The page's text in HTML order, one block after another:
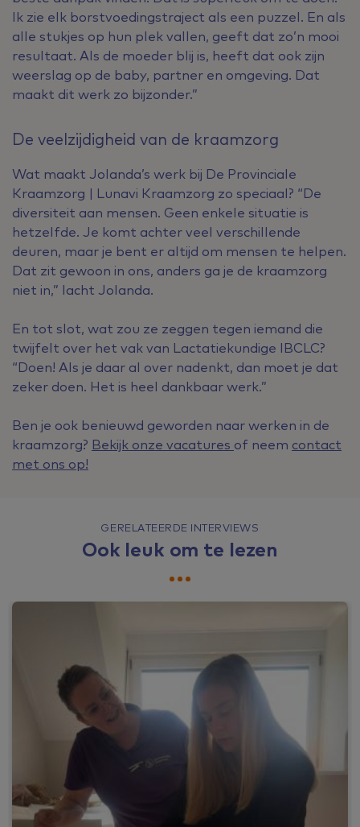
Ik zie elk borstvoedingstraject als een puzzel. En als
alle stukjes op hun plek vallen, geeft dat zo’n mooi
resultaat. Als de moeder blij is, heeft dat ook zijn
weerslag op de baby, partner en omgeving. Dat
maakt dit werk zo bijzonder.”
De veelzijdigheid van de kraamzorg
Wat maakt Jolanda’s werk bij De Provinciale
Kraamzorg | Lunavi Kraamzorg zo speciaal? “De
diversiteit aan mensen. Geen enkele situatie is
hetzelfde. Je komt achter veel verschillende
deuren, maar je bent er altijd om mensen te helpen.
Dat zit gewoon in ons, anders ga je de kraamzorg
niet in,” lacht Jolanda.
En tot slot, wat zou ze zeggen tegen iemand die
twijfelt over het vak van Lactatiekundige IBCLC?
“Doen! Als je daar al over nadenkt, dan moet je dat
zeker doen. Het is heel dankbaar werk.”
Ben je ook benieuwd geworden naar werken in de
kraamzorg? Bekijk onze vacatures of neem contact
met ons op!
GERELATEERDE INTERVIEWS
Ook leuk om te lezen